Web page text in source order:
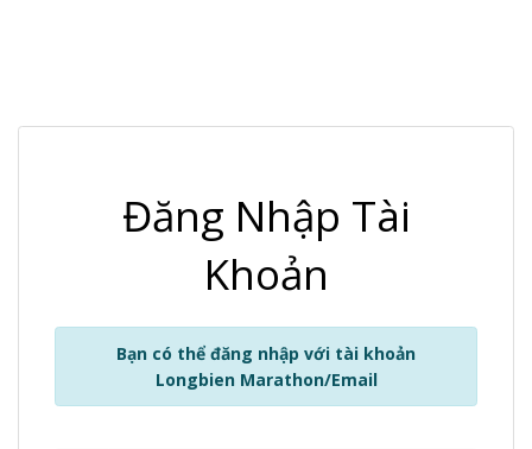
Đăng Nhập Tài
Khoản
Bạn có thể đăng nhập với tài khoản
Longbien Marathon/Email